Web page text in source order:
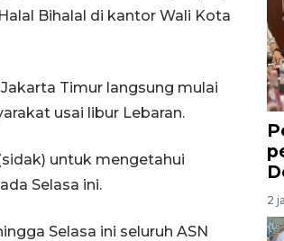
Bihalal di kantor Wali Kota
Timur langsung mulai
usai libur Lebaran.
untuk mengetahui
Selasa ini.
Selasa ini seluruh ASN
2